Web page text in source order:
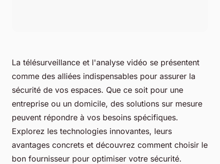
La télésurveillance et l'analyse vidéo se présentent
comme des alliées indispensables pour assurer la
sécurité de vos espaces. Que ce soit pour une
entreprise ou un domicile, des solutions sur mesure
peuvent répondre à vos besoins spécifiques.
Explorez les technologies innovantes, leurs
avantages concrets et découvrez comment choisir le
bon fournisseur pour optimiser votre sécurité.